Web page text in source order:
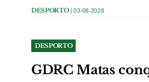
DESPORTO| 03-08-2026
DESPORTO
GDRC Matas